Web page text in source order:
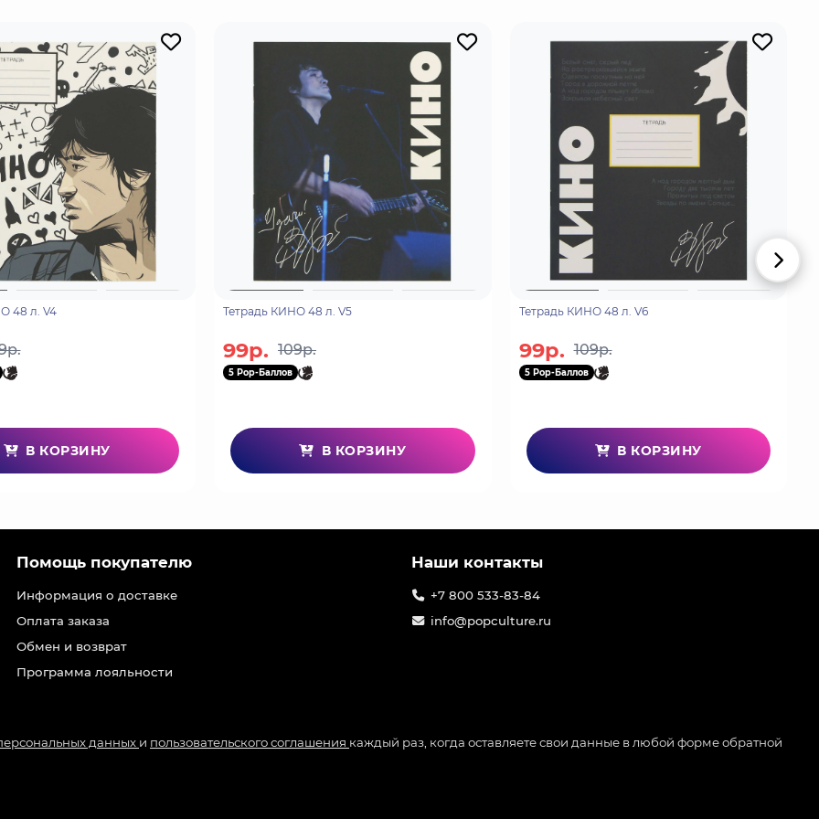
48 л. V4
В КОРЗИНУ
Тетрадь КИНО 48 л. V5
99р. 109р.
5 Pop-Баллов
В КОРЗИНУ
Тетрадь КИНО 48 л. V6
99р. 109р.
5 Pop-Баллов
В КОРЗИНУ
Помощь покупателю
Информация о доставке
Оплата заказа
Обмен и возврат
Программа лояльности
Наши контакты
+7 800 533-83-84
info@popculture.ru
данных и пользовательского соглашения каждый раз, когда оставляете свои данные в любой форме обратной